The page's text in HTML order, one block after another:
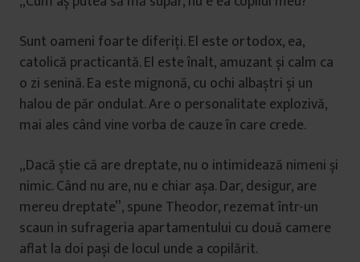
Sunt oameni foarte diferiți. El este ortodox, ea,
catolică practicantă. El este înalt, amuzant și calm ca
o zi senină. Ea este mignonă, cu ochi albaștri și un
halou de păr ondulat. Are o personalitate explozivă,
mai ales când vine vorba de cauze în care crede.
„Dacă știe că are dreptate, nu o intimidează nimeni și
nimic. Când nu are, nu e chiar așa. Dar, desigur, are
mereu dreptate”, spune Theodor, rezemat într-un
scaun in sufrageria apartamentului cu două camere
aflat la doi pași de locul unde a copilărit.